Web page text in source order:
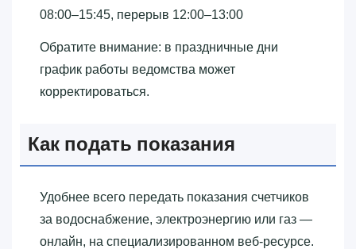
08:00–15:45, перерыв 12:00–13:00
Обратите внимание: в праздничные дни
график работы ведомства может
корректироваться.
Как подать показания
Удобнее всего передать показания счетчиков
за водоснабжение, электроэнергию или газ —
онлайн, на специализированном веб-ресурсе.